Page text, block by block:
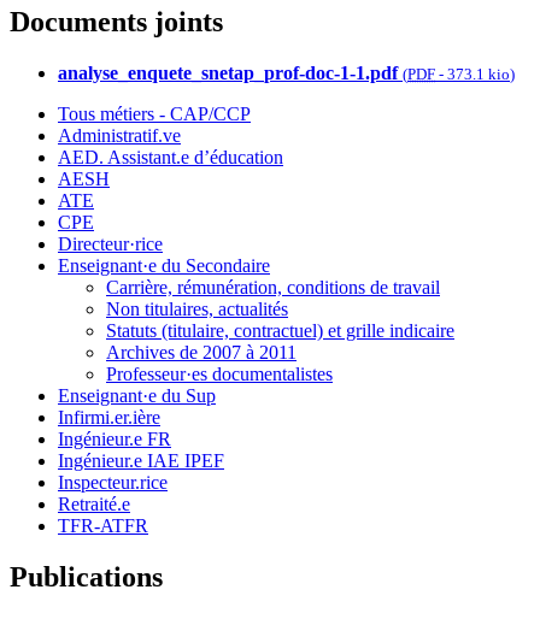
Documents joints
analyse_enquete_snetap_prof-doc-1-1.pdf (PDF - 373.1 kio)
Tous métiers - CAP/CCP
Administratif.ve
AED. Assistant.e d’éducation
AESH
ATE
CPE
Directeur·rice
Enseignant·e du Secondaire
Carrière, rémunération, conditions de travail
Non titulaires, actualités
Statuts (titulaire, contractuel) et grille indicaire
Archives de 2007 à 2011
Professeur·es documentalistes
Enseignant·e du Sup
Infirmi.er.ière
Ingénieur.e FR
Ingénieur.e IAE IPEF
Inspecteur.rice
Retraité.e
TFR-ATFR
Publications